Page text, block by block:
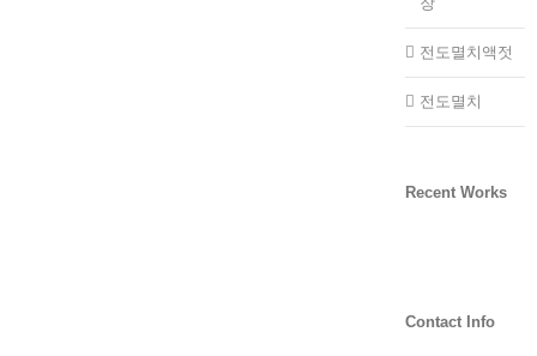
전도멸치액젓
전도멸치
Recent Works
Contact Info